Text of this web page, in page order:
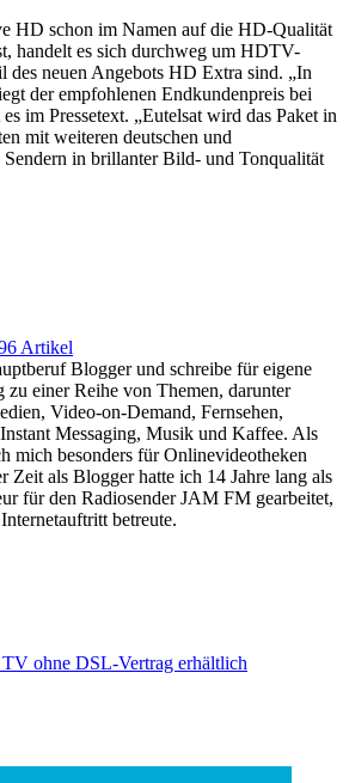
HD schon im Namen auf die HD-Qualität
handelt es sich durchweg um HDTV-
des neuen Angebots HD Extra sind. „In
der empfohlenen Endkundenpreis bei
im Pressetext. „Eutelsat wird das Paket in
mit weiteren deutschen und
in brillanter Bild- und Tonqualität
Artikel
Blogger und schreibe für eigene
einer Reihe von Themen, darunter
Video-on-Demand, Fernsehen,
Messaging, Musik und Kaffee. Als
mich besonders für Onlinevideotheken
Zeit als Blogger hatte ich 14 Jahre lang als
für den Radiosender JAM FM gearbeitet,
betreute.
ohne DSL-Vertrag erhältlich